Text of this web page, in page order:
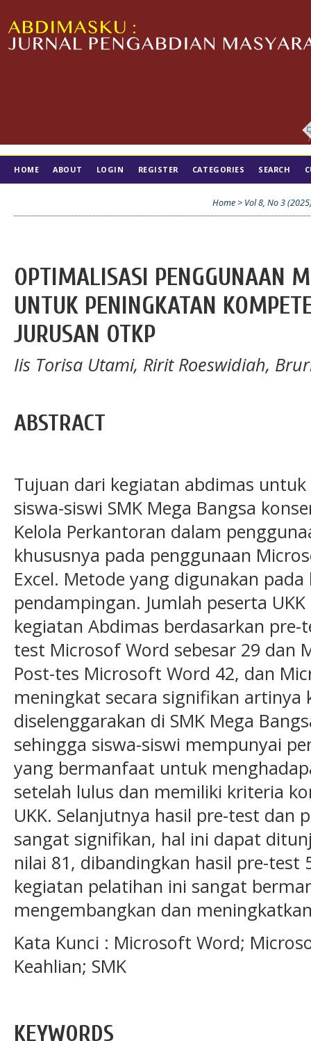
HOME ABOUT LOGIN REGISTER CATEGORIES SEARCH
Home > Vol 8, No 3
OPTIMALISASI PENGGUNAAN
UNTUK PENINGKATAN
JURUSAN OTKP
Iis Torisa Utami, Ririt Roeswidiah,
ABSTRACT
Tujuan dari kegiatan abdimas
siswa-siswi SMK Mega Bangsa
Kelola Perkantoran dalam
khususnya pada penggunaan
Excel. Metode yang digunakan
pendampingan. Jumlah peserta
kegiatan Abdimas berdasarkan
test Microsof Word sebesar 29 dan
Post-tes Microsoft Word 42, dan
meningkat secara signifikan artinya
diselenggarakan di SMK Mega
sehingga siswa-siswi mempunyai
yang bermanfaat untuk
setelah lulus dan memiliki kriteria
UKK. Selanjutnya hasil pre-test dan
sangat signifikan, hal ini dapat
nilai 81, dibandingkan hasil pre-test
kegiatan pelatihan ini sangat
mengembangkan dan
Kata Kunci : Microsoft Word;
Keahlian; SMK
KEYWORDS